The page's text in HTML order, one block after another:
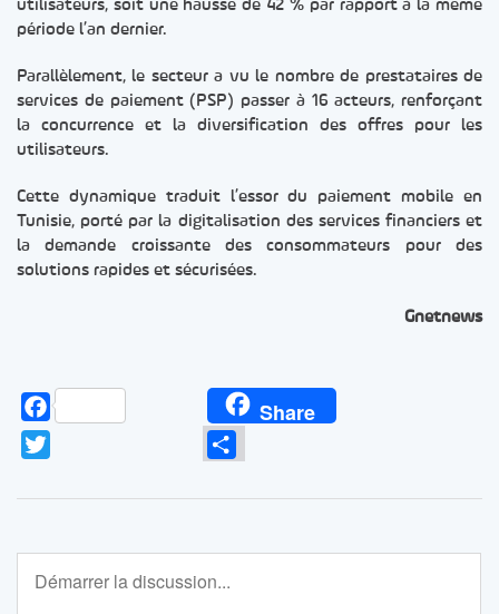
utilisateurs, soit une hausse de 42 % par rapport à la même
période l’an dernier.
Parallèlement, le secteur a vu le nombre de prestataires de
services de paiement (PSP) passer à 16 acteurs, renforçant
la concurrence et la diversification des offres pour les
utilisateurs.
Cette dynamique traduit l’essor du paiement mobile en
Tunisie, porté par la digitalisation des services financiers et
la demande croissante des consommateurs pour des
solutions rapides et sécurisées.
Gnetnews
Facebook Share